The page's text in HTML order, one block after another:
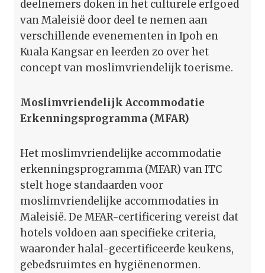
deelnemers doken in het culturele erfgoed
van Maleisië door deel te nemen aan
verschillende evenementen in Ipoh en
Kuala Kangsar en leerden zo over het
concept van moslimvriendelijk toerisme.
Moslimvriendelijk Accommodatie
Erkenningsprogramma (MFAR)
Het moslimvriendelijke accommodatie
erkenningsprogramma (MFAR) van ITC
stelt hoge standaarden voor
moslimvriendelijke accommodaties in
Maleisië. De MFAR-certificering vereist dat
hotels voldoen aan specifieke criteria,
waaronder halal-gecertificeerde keukens,
gebedsruimtes en hygiënenormen.